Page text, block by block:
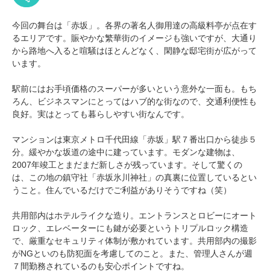
今回の舞台は「赤坂」。各界の著名人御用達の高級料亭が点在す
るエリアです。賑やかな繁華街のイメージも強いですが、大通り
から路地へ入ると喧騒はほとんどなく、閑静な邸宅街が広がって
います。
駅前にはお手頃価格のスーパーが多いという意外な一面も。もち
ろん、ビジネスマンにとってはハブ的な街なので、交通利便性も
良好。実はとっても暮らしやすい街なんです。
マンションは東京メトロ千代田線「赤坂」駅７番出口から徒歩５
分。緩やかな坂道の途中に建っています。モダンな建物は、
2007年竣工とまだまだ新しさが残っています。そして驚くの
は、この地の鎮守社「赤坂氷川神社」の真裏に位置しているとい
うこと。住んでいるだけでご利益がありそうですね（笑）
共用部内はホテルライクな造り。エントランスとロビーにオート
ロック、エレベーターにも鍵が必要というトリプルロック構造
で、厳重なセキュリティ体制が敷かれています。共用部内の撮影
がNGといのも防犯面を考慮してのこと。また、管理人さんが週
７間勤務されているのも安心ポイントですね。